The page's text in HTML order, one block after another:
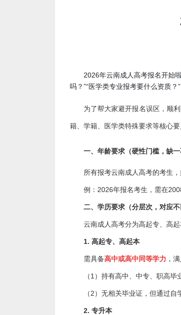
：
考
2026年云南成人高考报名开始啦
吗？”“医学类专业报考要什么资质？”
为了帮大家避开报名误区，顺利
籍、学籍、医学类特殊要求等核心
一、年龄要求（硬性门槛，缺一
所有报考云南成人高考的考生，
例：2026年报名考生，需在2008
二、学历要求（分层次，对应不
云南成人高考分为高起专、高起
1. 高起专、高起本
需具备高中或高中同等学力 ，
（1）持有高中、中专、职高毕
（2）无相关毕业证，但通过自学
2. 专升本